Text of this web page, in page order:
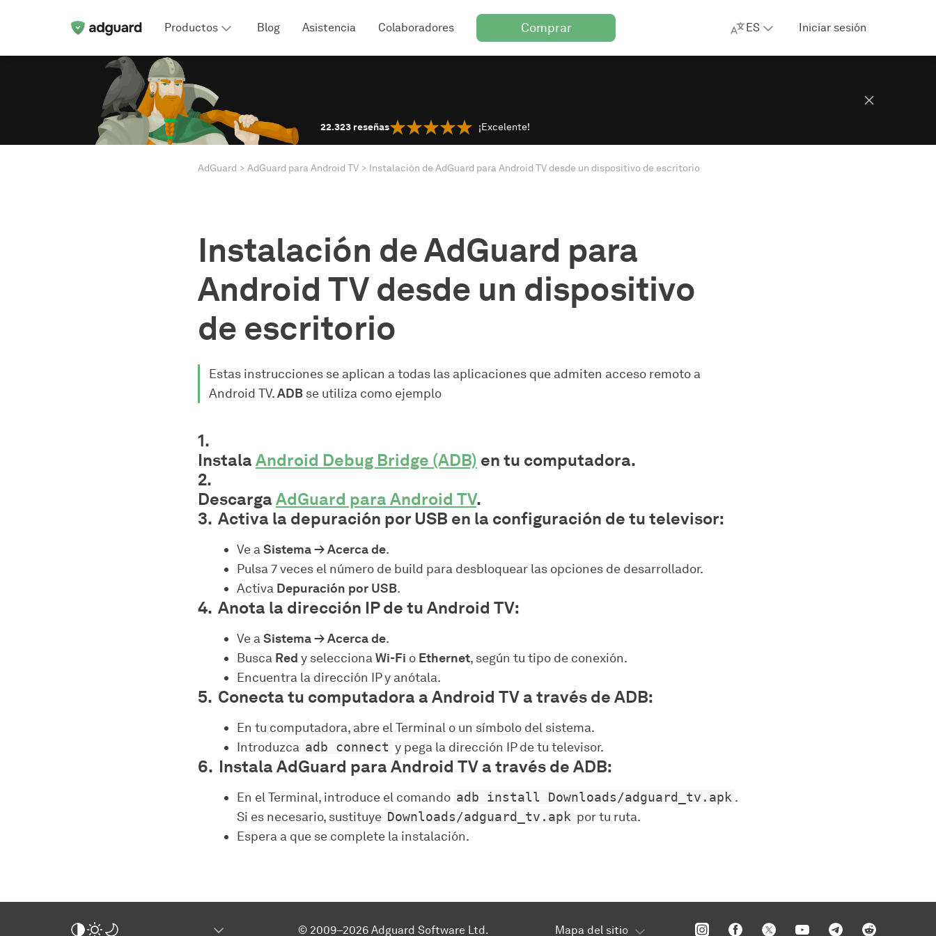
Productos Blog Asistencia Colaboradores Comprar ES Iniciar sesión
22.323 reseñas ¡Excelente!
AdGuard AdGuard para Android TV Instalación de AdGuard para Android TV desde un dispositivo de escritorio
Instalación de AdGuard para
Android TV desde un dispositivo
de escritorio
Estas instrucciones se aplican a todas las aplicaciones que admiten acceso remoto a
Android TV.ADB se utiliza como ejemplo
Instala Android Debug Bridge (ADB) en tu computadora.
Descarga AdGuard para Android TV.
Activa la depuración por USB en la configuración de tu televisor:
Ve aSistema → Acerca de.
Pulsa 7 veces el número de build para desbloquear las opciones de desarrollador.
Activa Depuración por USB.
Anota la dirección IP de tu Android TV:
Ve aSistema → Acerca de.
Busca Red y seleccionaWi-Fi o Ethernet, según tu tipo de conexión.
Encuentra la dirección IP y anótala.
Conecta tu computadora a Android TV a través de ADB:
En tu computadora, abre el Terminal o un símbolo del sistema.
Introduzca adb connect y pega la dirección IP de tu televisor.
Instala AdGuard para Android TV a través de ADB:
En el Terminal, introduce el comando adb install Downloads/adguard_tv.apk .
Si es necesario, sustituye Downloads/adguard_tv.apk por tu ruta.
Espera a que se complete la instalación.
© 2009–2026 Adguard Software Ltd. Mapa del sitio